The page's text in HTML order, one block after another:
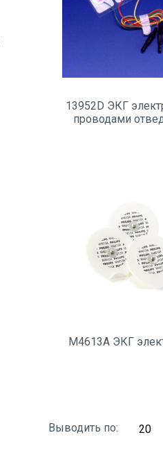
13952D ЭКГ
проводами
M4613A ЭКГ
Выводить по: 20